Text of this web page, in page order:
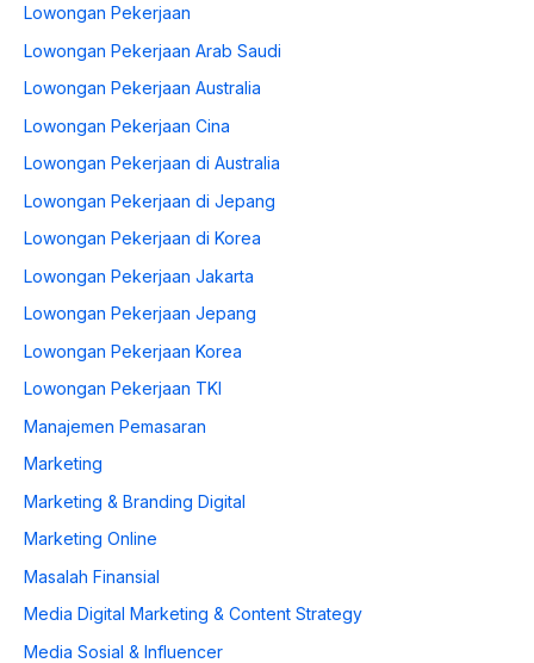
Lowongan Pekerjaan
Lowongan Pekerjaan Arab Saudi
Lowongan Pekerjaan Australia
Lowongan Pekerjaan Cina
Lowongan Pekerjaan di Australia
Lowongan Pekerjaan di Jepang
Lowongan Pekerjaan di Korea
Lowongan Pekerjaan Jakarta
Lowongan Pekerjaan Jepang
Lowongan Pekerjaan Korea
Lowongan Pekerjaan TKI
Manajemen Pemasaran
Marketing
Marketing & Branding Digital
Marketing Online
Masalah Finansial
Media Digital Marketing & Content Strategy
Media Sosial & Influencer